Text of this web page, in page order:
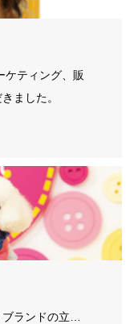
ケティング、販
ました。
ランドの立…